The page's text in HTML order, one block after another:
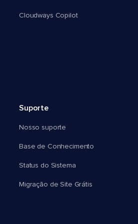
Cloudways Copilot
Suporte
Nosso suporte
Base de Conhecimento
Status do Sistema
Migração de Site Grátis